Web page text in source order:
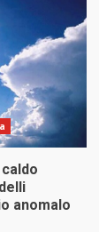
anomalo